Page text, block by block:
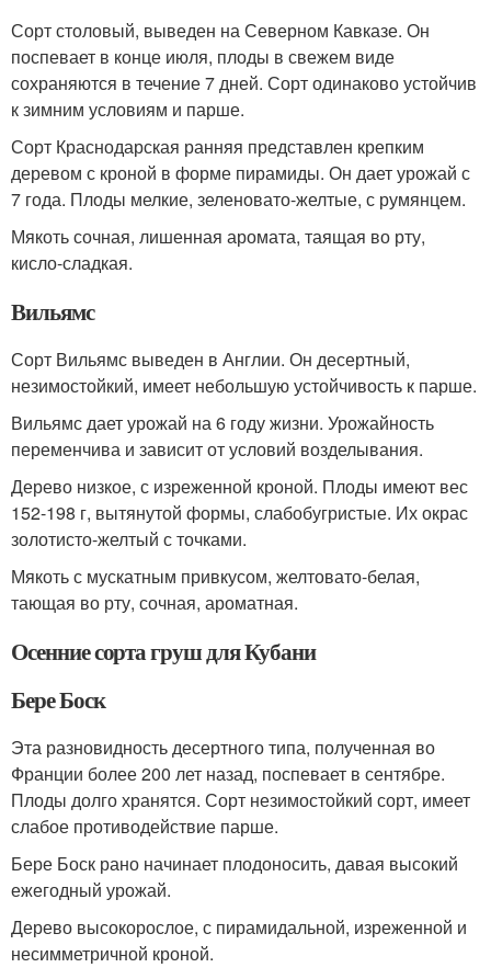
Сорт столовый, выведен на Северном Кавказе. Он
поспевает в конце июля, плоды в свежем виде
сохраняются в течение 7 дней. Сорт одинаково устойчив
к зимним условиям и парше.
Сорт Краснодарская ранняя представлен крепким
деревом с кроной в форме пирамиды. Он дает урожай с
7 года. Плоды мелкие, зеленовато-желтые, с румянцем.
Мякоть сочная, лишенная аромата, таящая во рту,
кисло-сладкая.
Вильямс
Сорт Вильямс выведен в Англии. Он десертный,
незимостойкий, имеет небольшую устойчивость к парше.
Вильямс дает урожай на 6 году жизни. Урожайность
переменчива и зависит от условий возделывания.
Дерево низкое, с изреженной кроной. Плоды имеют вес
152-198 г, вытянутой формы, слабобугристые. Их окрас
золотисто-желтый с точками.
Мякоть с мускатным привкусом, желтовато-белая,
тающая во рту, сочная, ароматная.
Осенние сорта груш для Кубани
Бере Боск
Эта разновидность десертного типа, полученная во
Франции более 200 лет назад, поспевает в сентябре.
Плоды долго хранятся. Сорт незимостойкий сорт, имеет
слабое противодействие парше.
Бере Боск рано начинает плодоносить, давая высокий
ежегодный урожай.
Дерево высокорослое, с пирамидальной, изреженной и
несимметричной кроной.